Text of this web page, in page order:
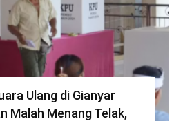
Ulang di Gianyar
Malah Menang Telak,